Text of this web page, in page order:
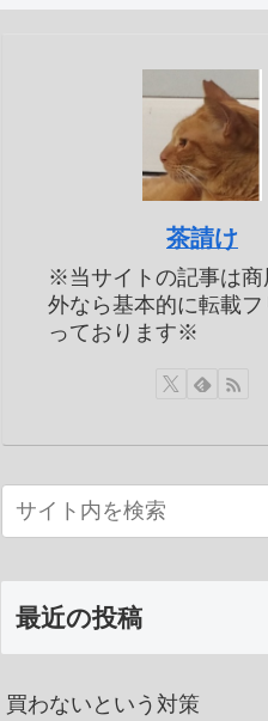
茶請け
※当サイトの記事は商
外なら基本的に転載
っております※
最近の投稿
買わないという対策